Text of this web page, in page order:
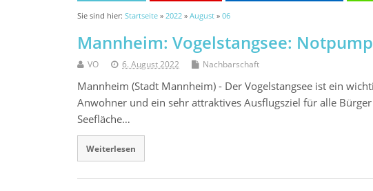
Sie sind hier: Startseite » 2022 » August » 06
Mannheim: Vogelstangsee:
VO 6. August 2022 Nachbarschaft
Mannheim (Stadt Mannheim) - Der Vogelstangsee ist ein
Anwohner und ein sehr attraktives Ausflugsziel für alle
Seefläche…
Weiterlesen